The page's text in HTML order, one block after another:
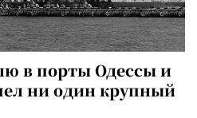
в порты Одессы и
ни один крупный